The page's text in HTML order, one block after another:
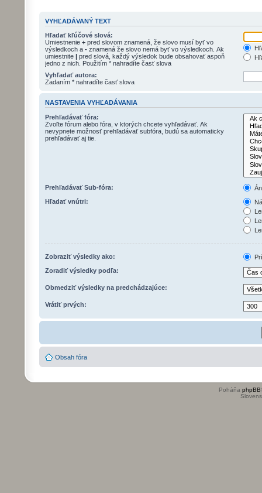
VYHĽADÁVANÝ TEXT
Hľadať kľúčové slová:
Umiestnenie + pred slovom znamená, že slovo musí byť vo
výsledkoch a - znamená že slovo nemá byť vo výsledkoch. Ak
umiestnite | pred slová, každý výsledok bude obsahovať aspoň
jedno z nich. Použitím * nahradíte časť slova
Vyhľadať autora:
Zadaním * nahradíte časť slova
NASTAVENIA VYHĽADÁVANIA
Prehľadávať fóra:
Zvoľte fórum alebo fóra, v ktorých chcete vyhľadávať. Ak
nevypnete možnosť prehľadávať subfóra, budú sa automaticky
prehľadávať aj tie.
Prehľadávať Sub-fóra:
Hľadať vnútri:
Zobraziť výsledky ako:
Zoradiť výsledky podľa:
Obmedziť výsledky na predchádzajúce:
Vrátiť prvých:
Obsah fóra
Poháňa phpBB